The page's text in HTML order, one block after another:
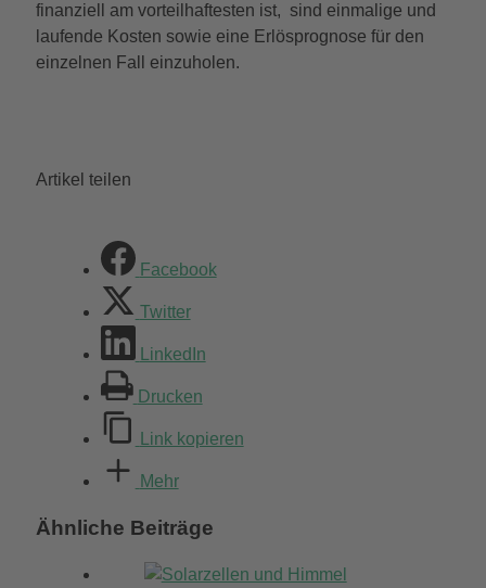
finanziell am vorteilhaftesten ist, sind einmalige und
laufende Kosten sowie eine Erlösprognose für den
einzelnen Fall einzuholen.
Artikel teilen
Facebook
Twitter
LinkedIn
Drucken
Link kopieren
Mehr
Ähnliche Beiträge